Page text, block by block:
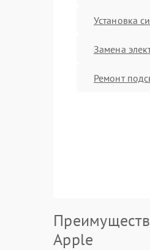
Установка
Замена
Ремонт
Apple